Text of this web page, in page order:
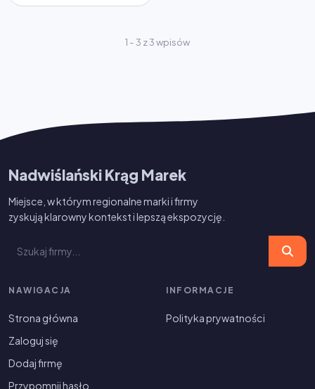
1 - 3 z 3 wpisów
Nadwiślański Krąg Marek
Miejsce, w którym regionalne marki i firmy
zyskują klarowny kontekst i lepszą ekspozycję.
NAWIGACJA
Strona główna
Zaloguj się
Dodaj firmę
Przypomnij hasło
INFORMACJE
Polityka prywatności